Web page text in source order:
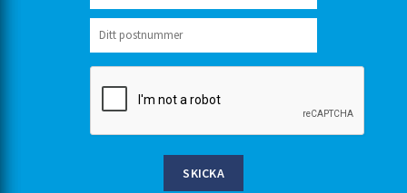
SKICKA